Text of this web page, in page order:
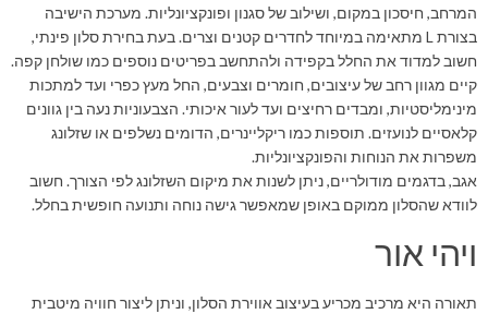
המרחב, חיסכון במקום, ושילוב של סגנון ופונקציונליות. מערכת הישיבה
בצורת L מתאימה במיוחד לחדרים קטנים וצרים. בעת בחירת סלון פינתי,
חשוב למדוד את החלל בקפידה ולהתחשב בפריטים נוספים כמו שולחן קפה.
קיים מגוון רחב של עיצובים, חומרים וצבעים, החל מעץ כפרי ועד למתכות
מינימליסטיות, ומבדים רחיצים ועד לעור איכותי. הצבעוניות נעה בין גוונים
קלאסיים לנועזים. תוספות כמו ריקליינרים, הדומים נשלפים או שזלונג
משפרות את הנוחות והפונקציונליות.
אגב, בדגמים מודולריים, ניתן לשנות את מיקום השזלונג לפי הצורך. חשוב
לוודא שהסלון ממוקם באופן שמאפשר גישה נוחה ותנועה חופשית בחלל.
ויהי אור
תאורה היא מרכיב מכריע בעיצוב אווירת הסלון, וניתן ליצור חוויה מיטבית